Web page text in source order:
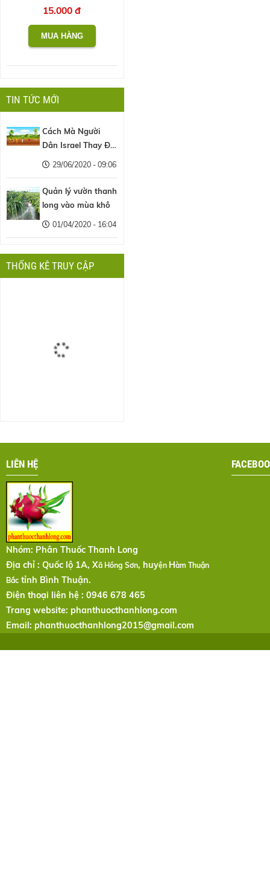
15.000 đ
TIN TỨC MỚI
Cách Mà Người
Dân Israel Thay Đổi
Nền Nông Nghiệp
29/06/2020 - 09:06
Quản lý vườn thanh
long vào mùa khô
01/04/2020 - 16:04
THỐNG KÊ TRUY CẬP
LIÊN HỆ
Nhóm: Phân Thuốc Thanh Long
Địa chỉ : Quốc lộ 1A, Xã Hồng Sơn, huyện Hàm Thuận
Bắc tỉnh Bình Thuận.
Điện thoại liên hệ : 0946 678 465
Trang website: phanthuocthanhlong.com
Email: phanthuocthanhlong2015@gmail.com